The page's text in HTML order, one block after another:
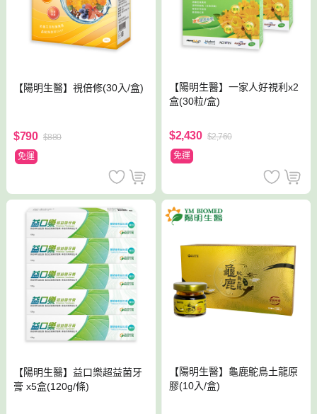
【陽明生醫】視倍修(30入/盒)
$790 $880
免運
【陽明生醫】一家人好視利x2
盒(30粒/盒)
$2,430 $2,760
免運
【陽明生醫】益口樂超益菌牙
膏 x5盒(120g/條)
【陽明生醫】龜鹿鴕鳥土龍原
膠(10入/盒)